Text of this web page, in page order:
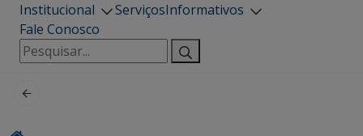
Institucional ServiçosInformativos
Fale Conosco
Pesquisar
por: